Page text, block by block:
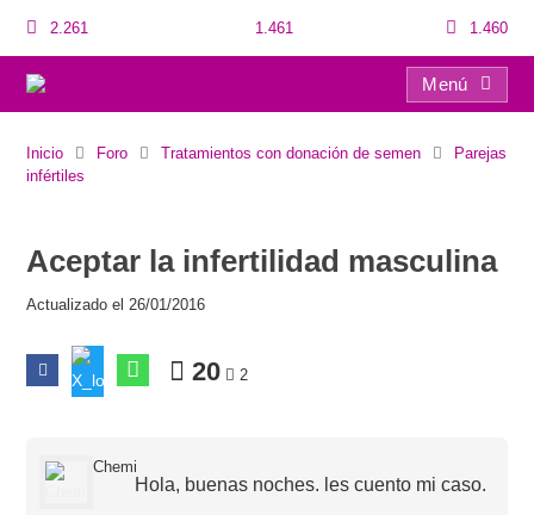
2.261 1.461 1.460
Menú
Inicio Foro Tratamientos con donación de semen
Parejas
infértiles
Aceptar la infertilidad masculina
Actualizado el 26/01/2016
20 2
Chemi
Hola, buenas noches. les cuento mi caso.